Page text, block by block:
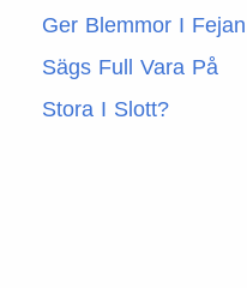
Ger Blemmor I Fejan
Sägs Full Vara På
Stora I Slott?